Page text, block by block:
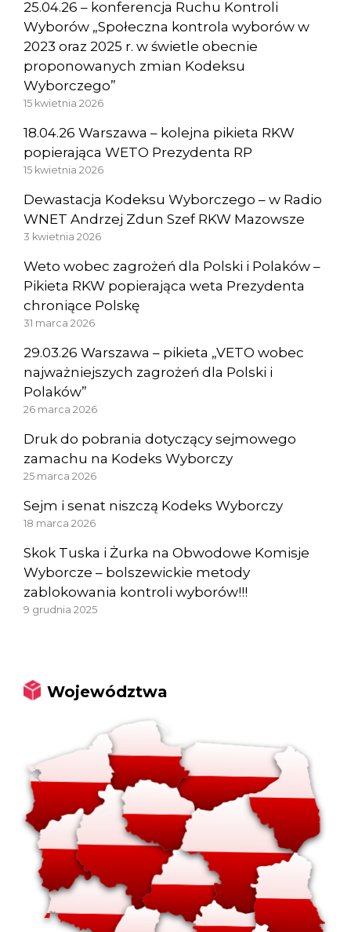
25.04.26 – konferencja Ruchu Kontroli
Wyborów „Społeczna kontrola wyborów w
2023 oraz 2025 r. w świetle obecnie
proponowanych zmian Kodeksu
Wyborczego”
15 kwietnia 2026
18.04.26 Warszawa – kolejna pikieta RKW
popierająca WETO Prezydenta RP
15 kwietnia 2026
Dewastacja Kodeksu Wyborczego – w Radio
WNET Andrzej Zdun Szef RKW Mazowsze
3 kwietnia 2026
Weto wobec zagrożeń dla Polski i Polaków –
Pikieta RKW popierająca weta Prezydenta
chroniące Polskę
31 marca 2026
29.03.26 Warszawa – pikieta „VETO wobec
najważniejszych zagrożeń dla Polski i
Polaków”
26 marca 2026
Druk do pobrania dotyczący sejmowego
zamachu na Kodeks Wyborczy
25 marca 2026
Sejm i senat niszczą Kodeks Wyborczy
18 marca 2026
Skok Tuska i Żurka na Obwodowe Komisje
Wyborcze – bolszewickie metody
zablokowania kontroli wyborów!!!
9 grudnia 2025
Województwa